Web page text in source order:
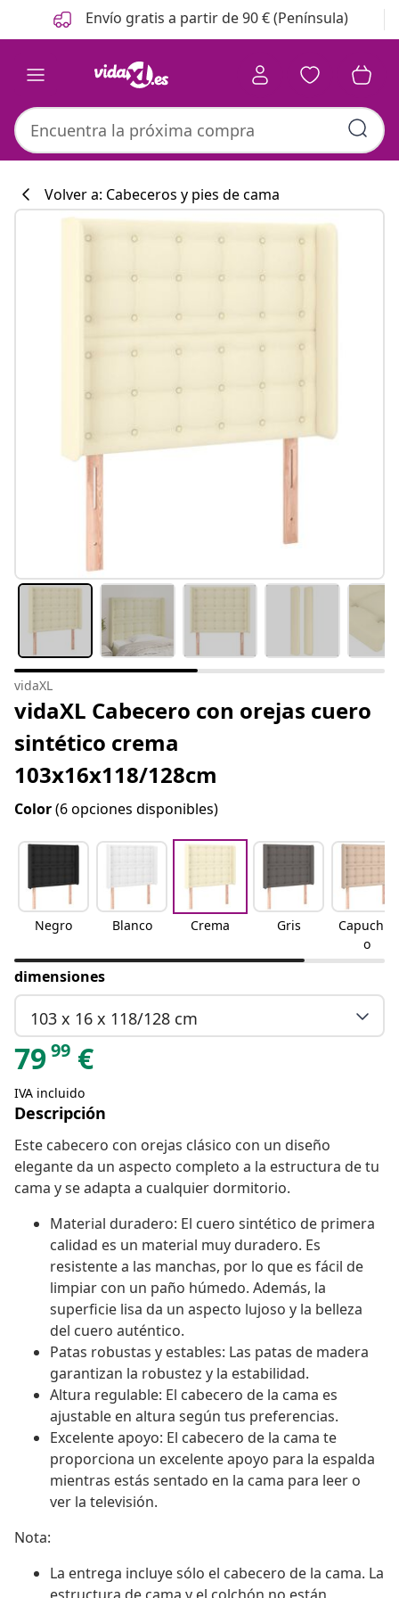
Anterior
Siguiente Envío gratis a partir de 90 € (Península)
Colección de
Volver a: Cabeceros y pies de cama
vidaXL
vidaXL Cabecero con orejas cuero
sintético crema
103x16x118/128cm
Color(6 opciones disponibles)
Negro Blanco Crema Gris
Capuchin
o
dimensiones
103 x 16 x 118/128 cm
7999 €
IVA incluido
Descripción
Este cabecero con orejas clásico con un diseño
elegante da un aspecto completo a la estructura de tu
cama y se adapta a cualquier dormitorio.
Material duradero: El cuero sintético de primera
calidad es un material muy duradero. Es
resistente a las manchas, por lo que es fácil de
limpiar con un paño húmedo. Además, la
superficie lisa da un aspecto lujoso y la belleza
del cuero auténtico.
Patas robustas y estables: Las patas de madera
garantizan la robustez y la estabilidad.
Altura regulable: El cabecero de la cama es
ajustable en altura según tus preferencias.
Excelente apoyo: El cabecero de la cama te
proporciona un excelente apoyo para la espalda
mientras estás sentado en la cama para leer o
ver la televisión.
Nota:
La entrega incluye sólo el cabecero de la cama. La